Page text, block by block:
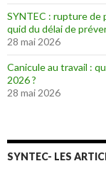
SYNTEC : rupture de
quid du délai de
28 mai 2026
Canicule au travail :
2026 ?
28 mai 2026
SYNTEC- LES